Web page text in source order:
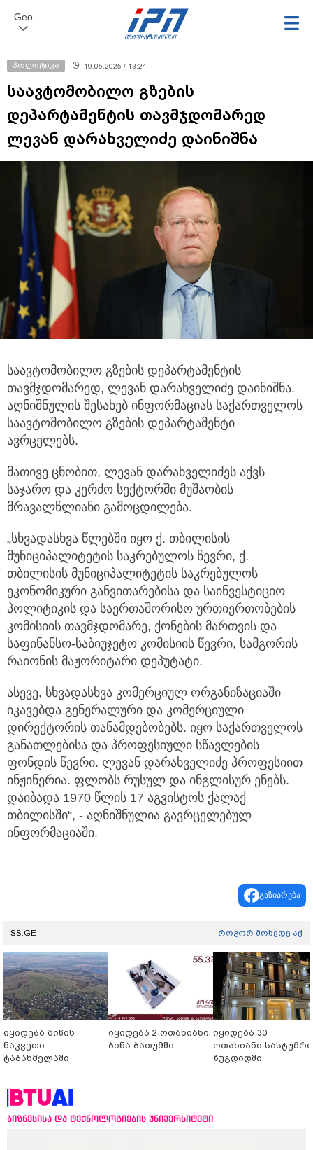
Geo
პოლიტიკა 19.05.2025 / 13:24
საავტომობილო გზების
დეპარტამენტის თავმჯდომარედ
ლევან დარახველიძე დაინიშნა
საავტომობილო გზების დეპარტამენტის
თავმჯდომარედ, ლევან დარახველიძე დაინიშნა.
აღნიშნულის შესახებ ინფორმაციას საქართველოს
საავტომობილო გზების დეპარტამენტი
ავრცელებს.
მათივე ცნობით, ლევან დარახველიძეს აქვს
საჯარო და კერძო სექტორში მუშაობის
მრავალწლიანი გამოცდილება.
„სხვადასხვა წლებში იყო ქ. თბილისის
მუნიციპალიტეტის საკრებულოს წევრი, ქ.
თბილისის მუნიციპალიტეტის საკრებულოს
ეკონომიკური განვითარებისა და საინვესტიციო
პოლიტიკის და საერთაშორისო ურთიერთობების
კომისიის თავმჯდომარე, ქონების მართვის და
საფინანსო-საბიუჯეტო კომისიის წევრი, სამგორის
რაიონის მაჟორიტარი დეპუტატი.
ასევე, სხვადასხვა კომერციულ ორგანიზაციაში
იკავებდა გენერალური და კომერციული
დირექტორის თანამდებობებს. იყო საქართველოს
განათლებისა და პროფესიული სწავლების
ფონდის წევრი. ლევან დარახველიძე პროფესიით
ინჟინერია. ფლობს რუსულ და ინგლისურ ენებს.
დაიბადა 1970 წლის 17 აგვისტოს ქალაქ
თბილისში“, - აღნიშნულია გავრცელებულ
ინფორმაციაში.
გაზიარება
SS.GE როგორ მოხვდე აქ
იყიდება მიწის
ნაკვეთი
ტაბახმელაში
იყიდება 2 ოთახიანი
ბინა ბათუმში
იყიდება 30
ოთახიანი
ზუგდიდში
ბიზნესისა და ტექნოლოგიების უნივერსიტეტი